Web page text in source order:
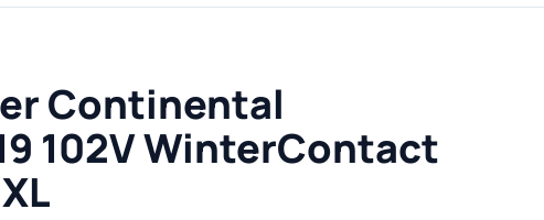
Continental
102V WinterContact